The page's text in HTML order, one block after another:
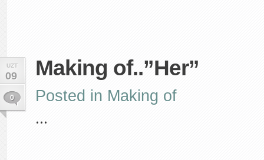
UZT
09
0
Making of..”Her”
Posted in Making of
...